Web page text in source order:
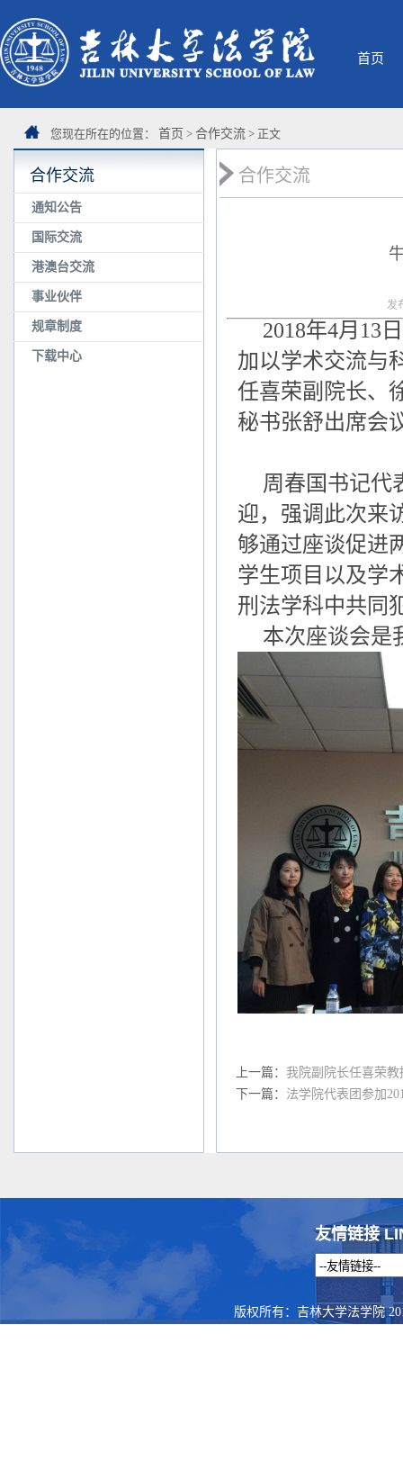
首页
您现在所在的位置： 首页 > 合作交流 > 正文
合作交流
通知公告
国际交流
港澳台交流
事业伙伴
规章制度
下载中心
合作交流
发
2018年4月13
加以学术交流与
任喜荣副院长、
秘书张舒出席会
周春国书记代
迎，强调此次来
够通过座谈促进
学生项目以及学
刑法学科中共同
本次座谈会是
上一篇： 我院副院长任喜荣
下一篇： 法学院代表团参加
友情链接
版权所有：吉林大学法学院